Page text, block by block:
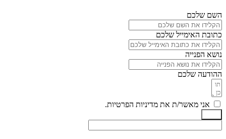
השם שלכם
כתובת האימייל שלכם
נושא הפנייה
ההודעה שלכם
אני מאשר/ת את מדיניות הפרטיות.